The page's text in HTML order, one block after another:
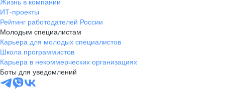
Жизнь в компании
ИТ-проекты
Рейтинг работодателей России
Молодым специалистам
Карьера для молодых специалистов
Школа программистов
Карьера в некоммерческих организациях
Боты для уведомлений